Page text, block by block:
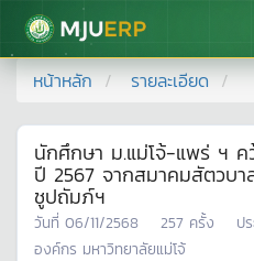
มหาวิทยาลัยแม่โจ้
หน้าหลัก รายละเอียด
นักศึกษา ม.แม่โจ้-แพร่ ฯ ค
ปี 2567 จากสมาคมสัตวบา
ชูปถัมภ์ฯ
วันที่ 06/11/2568 257 ครั้ง ป
องค์กร มหาวิทยาลัยแม่โจ้